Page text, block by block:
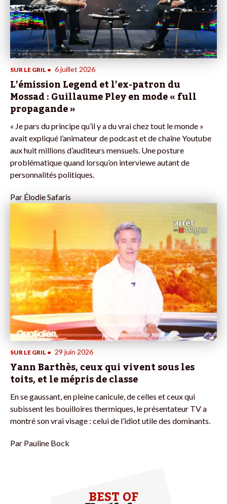
SUR LE GRIL • 6 juillet 2026
L’émission Legend et l’ex-patron du
Mossad : Guillaume Pley en mode « full
propagande »
« Je pars du principe qu’il y a du vrai chez tout le monde »
avait expliqué l’animateur de podcast et de chaîne Youtube
aux huit millions d’auditeurs mensuels. Une posture
problématique quand lorsqu’on interviewe autant de
personnalités politiques.
Par Élodie Safaris
SUR LE GRIL • 29 juin 2026
Yann Barthès, ceux qui vivent sous les
toits, et le mépris de classe
En se gaussant, en pleine canicule, de celles et ceux qui
subissent les bouilloires thermiques, le présentateur TV a
montré son vrai visage : celui de l’idiot utile des dominants.
Par Pauline Bock
BEST OF